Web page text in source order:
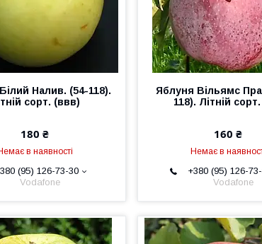
Налив. (54-118).
сорт. (ввв)
180 ₴
в наявності
(95) 126-73-30
Vodafone
Яблуня Вільямс
118). Літній
160 ₴
Немає в
+380 (95) 126-
Vodafone